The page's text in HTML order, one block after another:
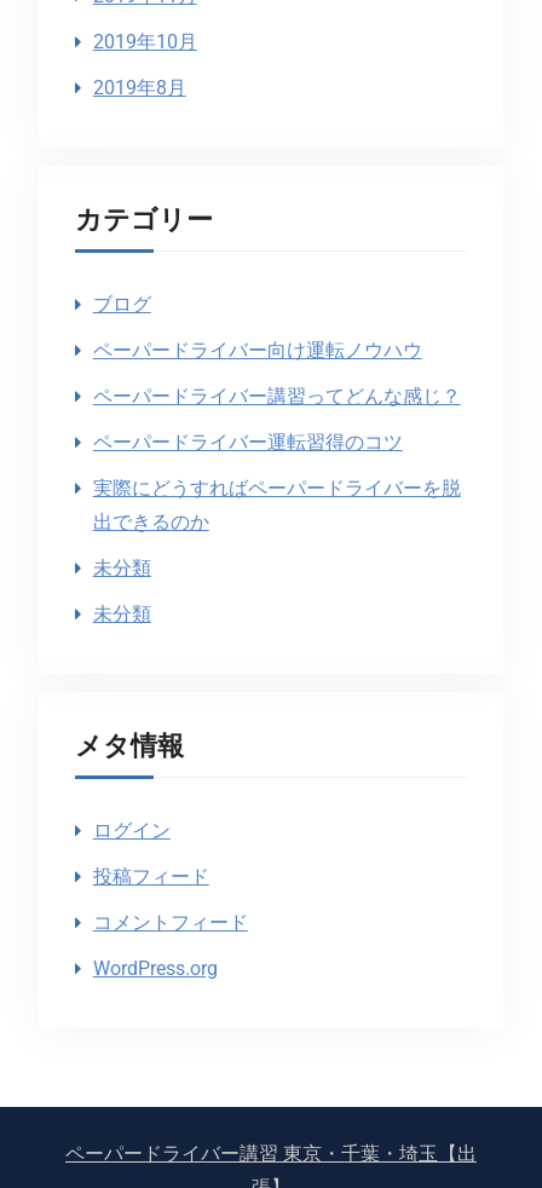
2019年10月
2019年8月
カテゴリー
ブログ
ペーパードライバー向け運転ノウハウ
ペーパードライバー講習ってどんな感じ？
ペーパードライバー運転習得のコツ
実際にどうすればペーパードライバーを脱
出できるのか
未分類
未分類
メタ情報
ログイン
投稿フィード
コメントフィード
WordPress.org
ペーパードライバー講習 東京・千葉・埼玉【出